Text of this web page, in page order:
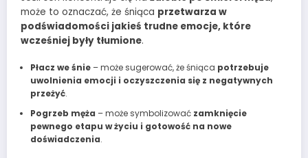
może to oznaczać, że śniąca przetwarza w
podświadomości jakieś trudne emocje, które
wcześniej były tłumione.
Płacz we śnie– może sugerować, że śniąca potrzebuje
uwolnienia emocji i oczyszczenia się z negatywnych
przeżyć.
Pogrzeb męża – może symbolizować zamknięcie
pewnego etapu w życiu i gotowość na nowe
doświadczenia.